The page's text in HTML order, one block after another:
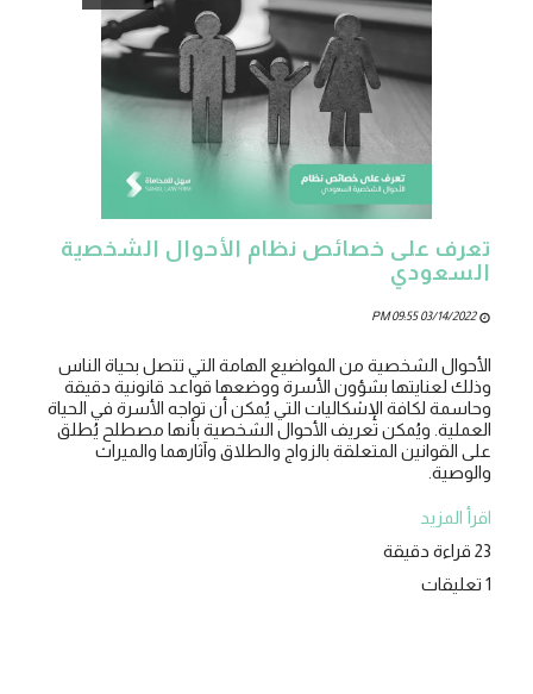
تعرف على خصائص نظام الأحوال الشخصية
السعودي
03/14/2022 09:55 PM
الأحوال الشخصية من المواضيع الهامة التي تتصل بحياة الناس
وذلك لعنايتها بشؤون الأسرة ووضعها قواعد قانونية دقيقة
وحاسمة لكافة الإشكاليات التي يُمكن أن تواجه الأسرة في الحياة
العملية. ويُمكن تعريف الأحوال الشخصية بأنها مصطلح يُطلق
على القوانين المتعلقة بالزواج والطلاق وآثارهما والميراث
والوصية.
اقرأ المزيد
23 قراءة دقيقة
1 تعليقات